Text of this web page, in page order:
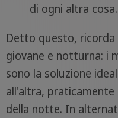
di ogni altra cosa.
Detto questo, ricorda
giovane e notturna: i
sono la soluzione
all'altra, praticamente
della notte. In